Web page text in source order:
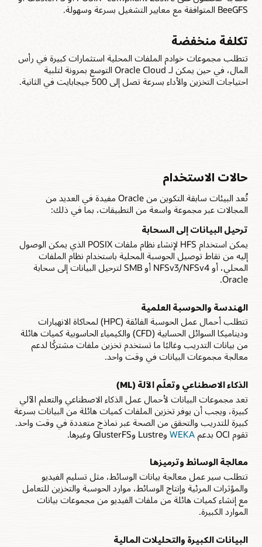
BeeGFS المتوافقة مع معايير التشغيل بسرعة وسهولة.
تكلفة منخفضة
تتطلب مجموعات خوادم الملفات المحلية استثمارات كبيرة في رأس
المال، في حين يمكن لـ Oracle Cloud التوسع بمرونة لتلبية
احتياجات التخزين والأداء بسرعة تصل إلى 500 جيجابايت في الثانية.
حالات الاستخدام
تُعد البيئات سابقة التكوين من Oracle مفيدة في العديد من
المجالات عبر مجموعة واسعة من التطبيقات، بما في ذلك:
ترحيل البيانات إلى السحابة
يمكن استخدام HFS لإنشاء نظام ملفات POSIX الذي يمكن الوصول
إليه من نقاط توصيل الحوسبة المحلية باستخدام نظام الملفات
المحلي، أو NFSv3/NFSv4 أو SMB لترحيل البيانات إلى سحابة
Oracle.
الهندسة والحوسبة العلمية
تتطلب أحمال عمل الحوسبة الفائقة (HPC) لمحاكاة الانهيارات
وديناميكا السوائل الحسابية (CFD) والكيمياء الحاسوبية كميات هائلة
من بيانات التدريب وغالبًا ما تستخدم تخزين ملفات مشتركًا لدعم
معالجة مجموعات البيانات في وقت واحد.
الذكاء الاصطناعي وتعلّم الآلة (ML)
تعد مجموعات البيانات لأحمال عمل الذكاء الاصطناعي والتعلم الآلي
كبيرة، ويجب أن يوفر تخزين الملفات كميات هائلة من البيانات بسرعة
كبيرة للتدريب والتحقق من الصحة عبر نماذج متعددة في وقت واحد.
تقوم OCI بدعم
WEKA وLustre وGlusterFS وغيرها.
معالجة الوسائط وترميزها
تتطلب سير عمل معالجة بيانات الوسائط، مثل تسليم الفيديو
والمؤثرات المرئية وإنتاج الوسائط، موارد الحوسبة والتخزين للتعامل
مع إنشاء كميات هائلة من ملفات الفيديو من مجموعات بيانات
الموارد الكبيرة.
البيانات الكبيرة والتحليلات المالية